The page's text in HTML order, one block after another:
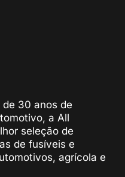
de 30 anos de
a All
seleção de
de fusíveis e
agrícola e